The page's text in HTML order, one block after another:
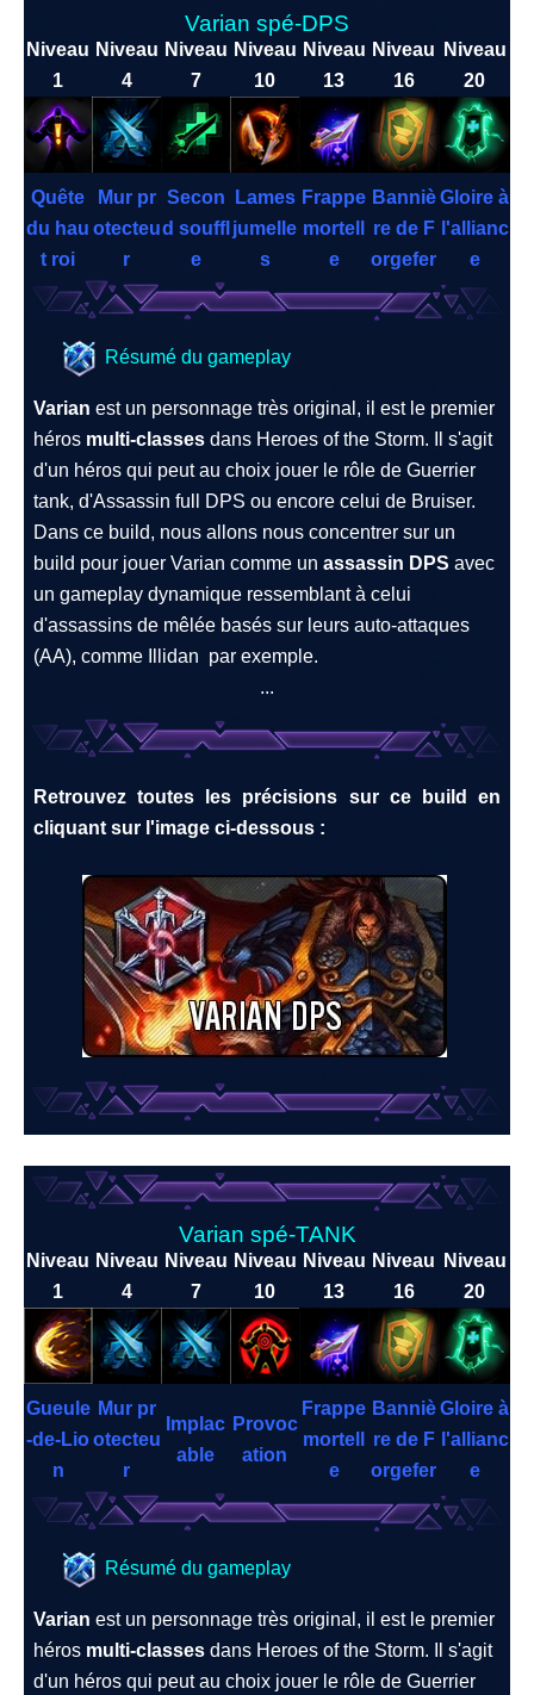
Varian spé-DPS
Niveau
1
Niveau
4
Niveau
7
Niveau
10
Niveau
13
Niveau
16
Niveau
20
Quête
du hau
t roi
Mur pr
otecteu
r
Secon
d souffl
e
Lames
jumelle
s
Frappe
mortell
e
Banniè
re de F
orgefer
Gloire à
l'allianc
e
Résumé du gameplay
Varian est un personnage très original, il est le premier
héros multi-classes dans Heroes of the Storm. Il s'agit
d'un héros qui peut au choix jouer le rôle de Guerrier
tank, d'Assassin full DPS ou encore celui de Bruiser.
Dans ce build, nous allons nous concentrer sur un
build pour jouer Varian comme un assassin DPS avec
un gameplay dynamique ressemblant à celui
d'assassins de mêlée basés sur leurs auto-attaques
(AA), comme Illidan par exemple.
...
Retrouvez toutes les précisions sur ce build en
cliquant sur l'image ci-dessous :
Varian spé-TANK
Niveau
1
Niveau
4
Niveau
7
Niveau
10
Niveau
13
Niveau
16
Niveau
20
Gueule
-de-Lio
n
Mur pr
otecteu
r
Implac
able
Provoc
ation
Frappe
mortell
e
Banniè
re de F
orgefer
Gloire à
l'allianc
e
Résumé du gameplay
Varian est un personnage très original, il est le premier
héros multi-classes dans Heroes of the Storm. Il s'agit
d'un héros qui peut au choix jouer le rôle de Guerrier